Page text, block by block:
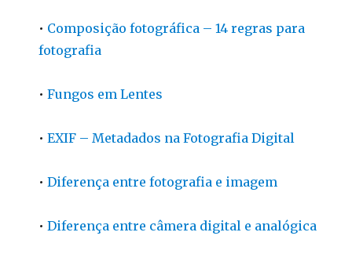
• Composição fotográfica – 14 regras para
fotografia
•Fungos em Lentes
•EXIF – Metadados na Fotografia Digital
•Diferença entre fotografia e imagem
•Diferença entre câmera digital e analógica